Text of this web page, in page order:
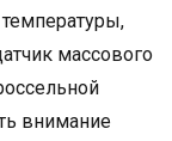
массового
внимание